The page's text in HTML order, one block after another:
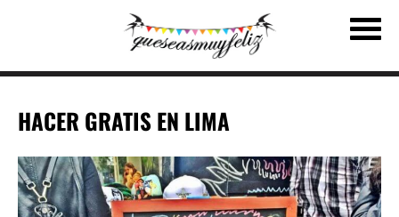
HACER GRATIS EN LIMA